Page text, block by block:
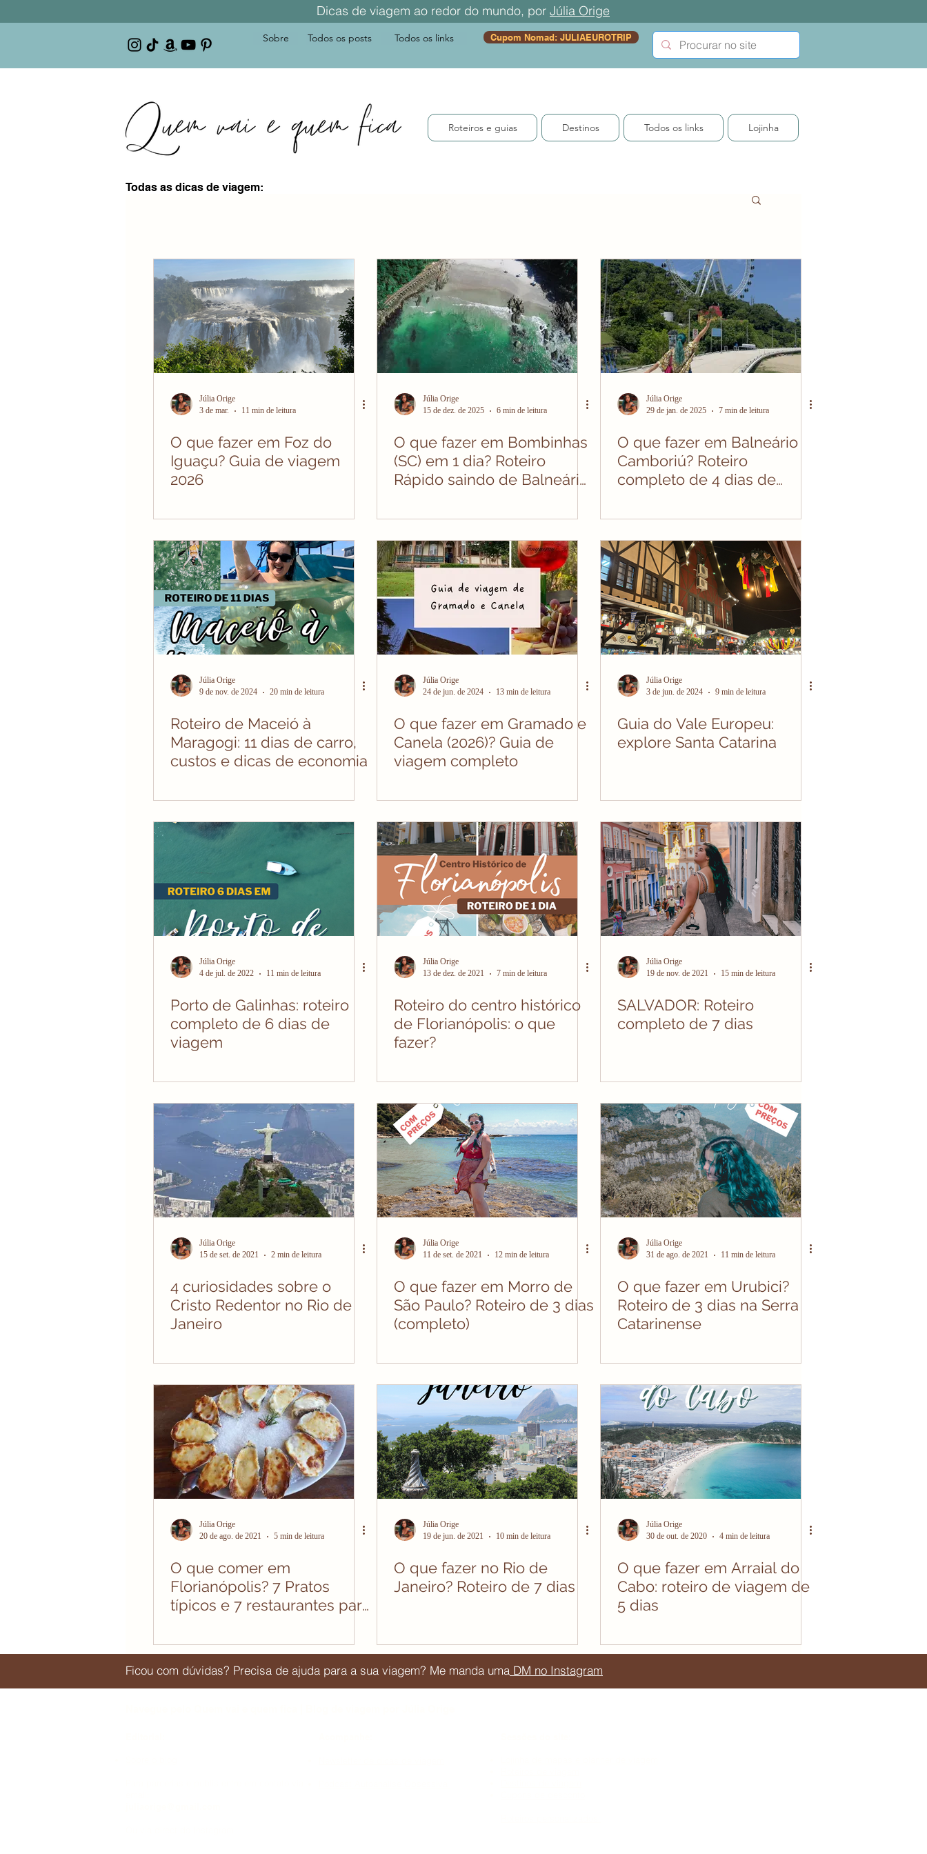
Dicas de viagem ao redor do mundo, por Júlia Orige
Sobre Todos os posts Todos os links Cupom Nomad: JULIAEUROTRIP
Roteiros e guias Destinos Todos os links Lojinha
Todas as dicas de viagem:
Júlia Orige
3 de mar.
11 min de leitura
O que fazer em Foz do
Iguaçu? Guia de viagem
2026
Júlia Orige
15 de dez. de 2025
6 min de leitura
O que fazer em Bombinhas
(SC) em 1 dia? Roteiro
Rápido saindo de Balneário
Júlia Orige
29 de jan. de 2025
7 min de leitura
O que fazer em Balneário
Camboriú? Roteiro
completo de 4 dias de
Júlia Orige
9 de nov. de 2024
20 min de leitura
Roteiro de Maceió à
Maragogi: 11 dias de carro,
custos e dicas de economia
Júlia Orige
24 de jun. de 2024
13 min de leitura
O que fazer em Gramado e
Canela (2026)? Guia de
viagem completo
Júlia Orige
3 de jun. de 2024
9 min de leitura
Guia do Vale Europeu:
explore Santa Catarina
Júlia Orige
4 de jul. de 2022
11 min de leitura
Porto de Galinhas: roteiro
completo de 6 dias de
viagem
Júlia Orige
13 de dez. de 2021
7 min de leitura
Roteiro do centro histórico
de Florianópolis: o que
fazer?
Júlia Orige
19 de nov. de 2021
15 min de leitura
SALVADOR: Roteiro
completo de 7 dias
Júlia Orige
15 de set. de 2021
2 min de leitura
4 curiosidades sobre o
Cristo Redentor no Rio de
Janeiro
Júlia Orige
11 de set. de 2021
12 min de leitura
O que fazer em Morro de
São Paulo? Roteiro de 3 dias
(completo)
Júlia Orige
31 de ago. de 2021
11 min de leitura
O que fazer em Urubici?
Roteiro de 3 dias na Serra
Catarinense
Júlia Orige
20 de ago. de 2021
5 min de leitura
O que comer em
Florianópolis? 7 Pratos
típicos e 7 restaurantes para
Júlia Orige
19 de jun. de 2021
10 min de leitura
O que fazer no Rio de
Janeiro? Roteiro de 7 dias
Júlia Orige
30 de out. de 2020
4 min de leitura
O que fazer em Arraial do
Cabo: roteiro de viagem de
5 dias
Ficou com dúvidas? Precisa de ajuda para a sua viagem? Me manda uma DM no Instagram